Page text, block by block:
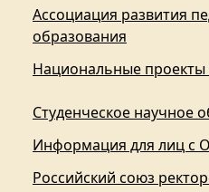
Ассоциация развития
образования
Национальные проекты
Студенческое научное
Информация для лиц с
Российский союз